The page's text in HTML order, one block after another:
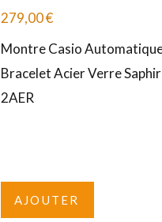
279,00€
Montre Casio
Bracelet Acier Verre
2AER
AJOUTER